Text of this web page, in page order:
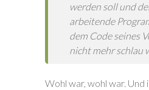
werden soll und
arbeitende
dem Code seines
nicht mehr schlau
Wohl war, wohl war. Und